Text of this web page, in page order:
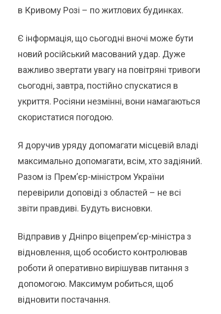
в Кривому Розі – по житлових будинках.
Є інформація, що сьогодні вночі може бути
новий російський масований удар. Дуже
важливо звертати увагу на повітряні тривоги
сьогодні, завтра, постійно спускатися в
укриття. Росіяни незмінні, вони намагаються
скористатися погодою.
Я доручив уряду допомагати місцевій владі
максимально допомагати, всім, хто задіяний.
Разом із Прем’єр-міністром України
перевірили доповіді з областей – не всі
звіти правдиві. Будуть висновки.
Відправив у Дніпро віцепремʼєр-міністра з
відновлення, щоб особисто контролював
роботи й оперативно вирішував питання з
допомогою. Максимум робиться, щоб
відновити постачання.